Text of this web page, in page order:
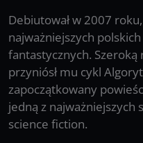
Debiutował w 2007
najważniejszych
fantastycznych. Szeroką
przyniósł mu cykl
zapoczątkowany
jedną z
science fiction.